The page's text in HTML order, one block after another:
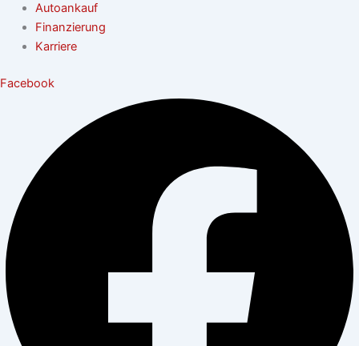
Autoankauf
Finanzierung
Karriere
Facebook